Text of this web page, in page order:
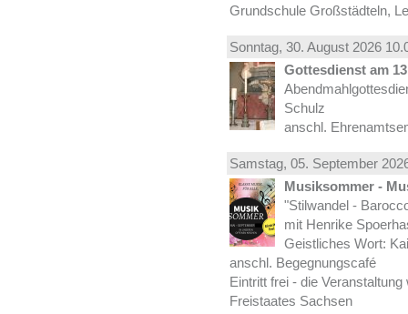
Grundschule Großstädteln,
Sonntag, 30. August 2026
Gottesdienst am
Schulz
anschl.
Samstag, 05. September
Musiksommer -
"Stilwandel -
mit Henrike
Geistliches Wort:
anschl. Begegnungscafé
Eintritt frei - die
Freistaates Sachsen